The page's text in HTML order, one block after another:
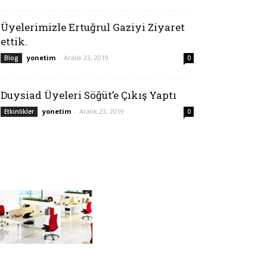
Üyelerimizle Ertuğrul Gaziyi Ziyaret
ettik.
Blog yonetim - Aralık 23, 2019 0
Duysiad Üyeleri Söğüt’e Çıkış Yaptı
Etkinlikler yonetim - Aralık 23, 2019 0